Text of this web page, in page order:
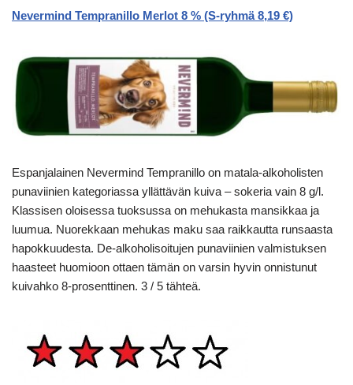
Nevermind Tempranillo Merlot 8 % (S-ryhmä 8,19 €)
Espanjalainen Nevermind Tempranillo on matala-alkoholisten
punaviinien kategoriassa yllättävän kuiva – sokeria vain 8 g/l.
Klassisen oloisessa tuoksussa on mehukasta mansikkaa ja
luumua. Nuorekkaan mehukas maku saa raikkautta runsaasta
hapokkuudesta. De-alkoholisoitujen punaviinien valmistuksen
haasteet huomioon ottaen tämän on varsin hyvin onnistunut
kuivahko 8-prosenttinen. 3 / 5 tähteä.